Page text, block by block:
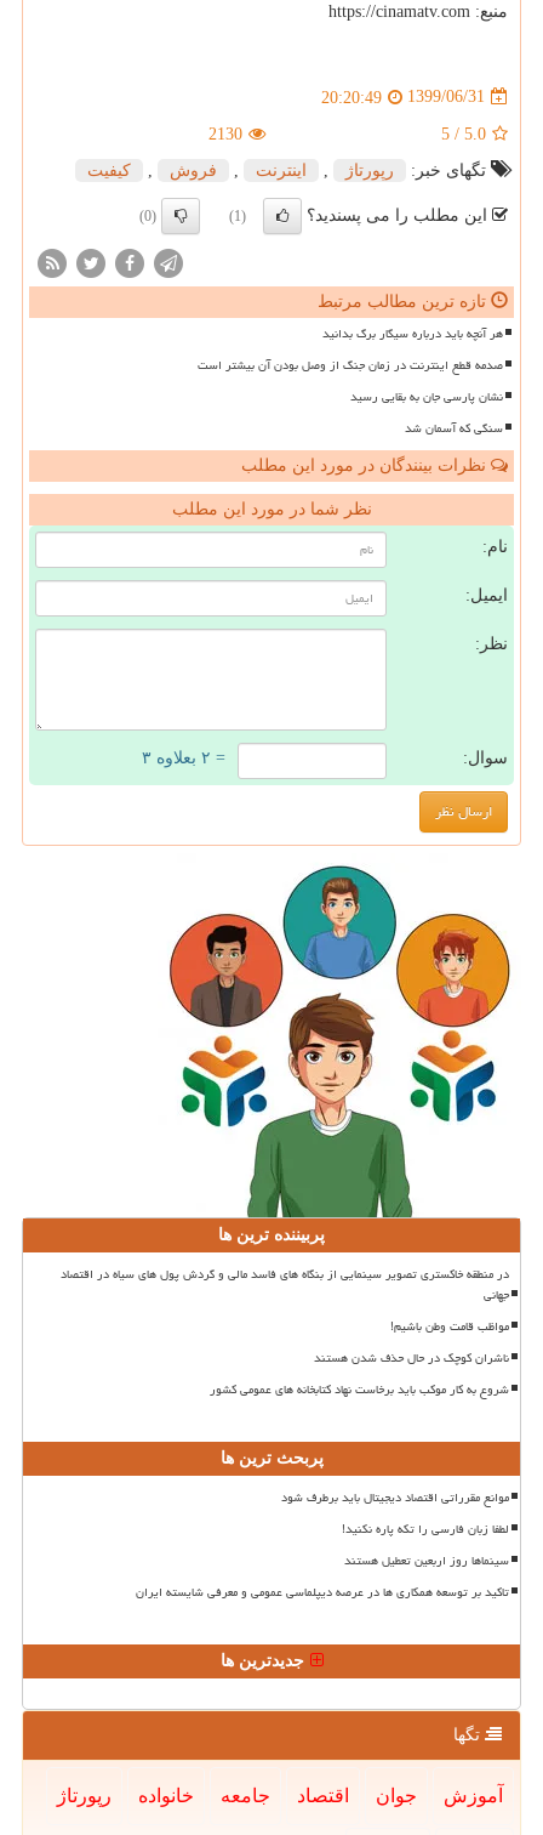
منبع: https://cinamatv.com
1399/06/31
20:20:49
5.0
/
5
2130
تگهای خبر:
رپورتاژ اینترنت فروش كیفیت
این مطلب را می پسندید؟ (1)
(0)
تازه ترین مطالب مرتبط
هر آنچه باید درباره سیگار برگ بدانید
صدمه قطع اینترنت در زمان جنگ از وصل بودن آن بیشتر است
نشان پارسی جان به بقایی رسید
سنگی که آسمان شد
نظرات بینندگان در مورد این مطلب
نظر شما در مورد این مطلب
نام:
ایمیل:
نظر:
سوال: = ۲ بعلاوه ۳
پربیننده ترین ها
در منطقه خاکستری تصویر سینمایی از بنگاه های فاسد مالی و گردش پول های سیاه در اقتصاد
جهانی
مواظب قامت وطن باشیم!
ناشران کوچک در حال حذف شدن هستند
شروع به کار موکب باید برخاست نهاد کتابخانه های عمومی کشور
پربحث ترین ها
موانع مقرراتی اقتصاد دیجیتال باید برطرف شود
لطفا زبان فارسی را تکه پاره نکنید!
سینماها روز اربعین تعطیل هستند
تاکید بر توسعه همکاری ها در عرصه دیپلماسی عمومی و معرفی شایسته ایران
جدیدترین ها
تگها
آموزش جوان اقتصاد جامعه خانواده رپورتاژ